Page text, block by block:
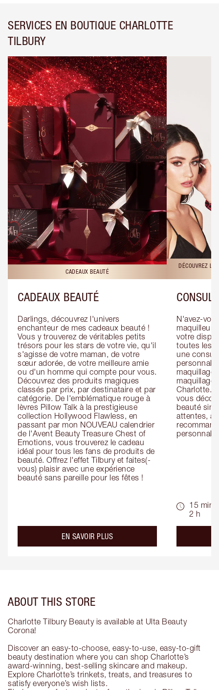
SERVICES EN BOUTIQUE CHARLOTTE
TILBURY
CADEAUX BEAUTÉ
CADEAUX BEAUTÉ
Darlings, découvrez l'univers
enchanteur de mes cadeaux beauté !
Vous y trouverez de véritables petits
trésors pour les stars de votre vie, qu'il
s'agisse de votre maman, de votre
sœur adorée, de votre meilleure amie
ou d'un homme qui compte pour vous.
Découvrez des produits magiques
classés par prix, par destinataire et par
catégorie. De l'emblématique rouge à
lèvres Pillow Talk à la prestigieuse
collection Hollywood Flawless, en
passant par mon NOUVEAU calendrier
de l'Avent Beauty Treasure Chest of
Emotions, vous trouverez le cadeau
idéal pour tous les fans de produits de
beauté. Offrez l'effet Tilbury et faites(-
vous) plaisir avec une expérience
beauté sans pareille pour les fêtes !
EN SAVOIR PLUSabout the
DÉCOUVREZ
N'avez-
maquilleur
votre
toutes les
une
maquillage
maquillage
Charlotte.
vous
beauté
attentes,
15 min -
2 h
ABOUT THIS STORE
Charlotte Tilbury Beauty is available at Ulta Beauty
Corona!
Discover an easy-to-choose, easy-to-use, easy-to-gift
beauty destination where you can shop Charlotte’s
award-winning, best-selling skincare and makeup.
Explore Charlotte’s trinkets, treats, and treasures to
satisfy everyone’s wish lists.